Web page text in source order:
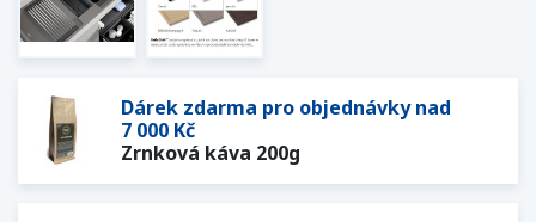
Dárek zdarma pro objednávky nad
7 000 Kč
Zrnková káva 200g